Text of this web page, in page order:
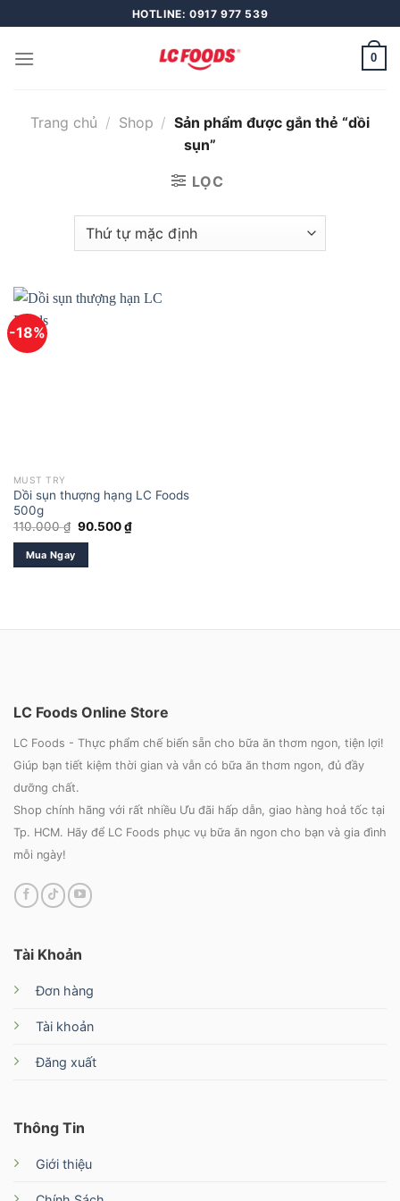
to
content
HOTLINE: 0917 977 539
0
Trang chủ / Shop / Sản phẩm được gắn thẻ “dồi
sụn”
LỌC
-18%
MUST TRY
Dồi sụn thượng hạng LC Foods
500g
110.000₫ Giá
90.500₫Giá
hiện
Mua Ngay
LC Foods Online Store
LC Foods - Thực phẩm chế biến sẵn cho bữa ăn thơm ngon, tiện lợi!
Giúp bạn tiết kiệm thời gian và vẫn có bữa ăn thơm ngon, đủ đầy
dưỡng chất.
Shop chính hãng với rất nhiều Ưu đãi hấp dẫn, giao hàng hoả tốc tại
Tp. HCM. Hãy để LC Foods phục vụ bữa ăn ngon cho bạn và gia đình
mỗi ngày!
Tài Khoản
Đơn hàng
Tài khoản
Đăng xuất
Thông Tin
Giới thiệu